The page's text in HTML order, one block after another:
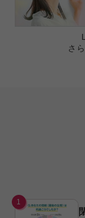
さ
1